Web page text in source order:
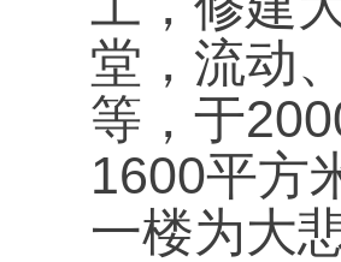
堂，流动
等，于
1600平方
一楼为大